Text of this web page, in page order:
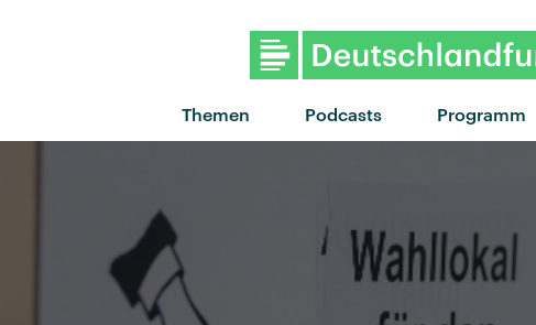
Themen Podcasts Programm